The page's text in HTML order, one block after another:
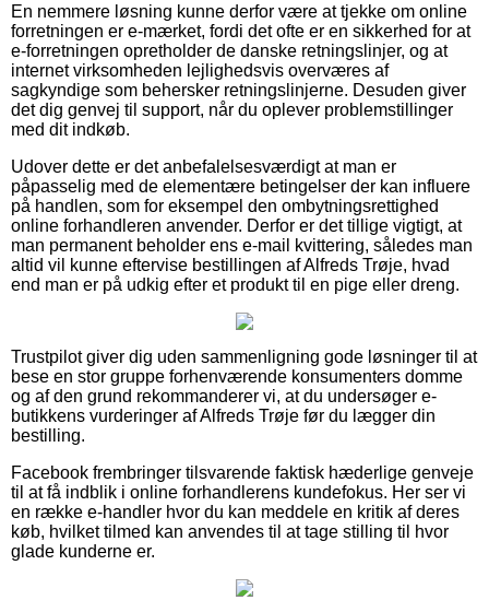
En nemmere løsning kunne derfor være at tjekke om online
forretningen er e-mærket, fordi det ofte er en sikkerhed for at
e-forretningen opretholder de danske retningslinjer, og at
internet virksomheden lejlighedsvis overværes af
sagkyndige som behersker retningslinjerne. Desuden giver
det dig genvej til support, når du oplever problemstillinger
med dit indkøb.
Udover dette er det anbefalelsesværdigt at man er
påpasselig med de elementære betingelser der kan influere
på handlen, som for eksempel den ombytningsrettighed
online forhandleren anvender. Derfor er det tillige vigtigt, at
man permanent beholder ens e-mail kvittering, således man
altid vil kunne eftervise bestillingen af Alfreds Trøje, hvad
end man er på udkig efter et produkt til en pige eller dreng.
Trustpilot giver dig uden sammenligning gode løsninger til at
bese en stor gruppe forhenværende konsumenters domme
og af den grund rekommanderer vi, at du undersøger e-
butikkens vurderinger af Alfreds Trøje før du lægger din
bestilling.
Facebook frembringer tilsvarende faktisk hæderlige genveje
til at få indblik i online forhandlerens kundefokus. Her ser vi
en række e-handler hvor du kan meddele en kritik af deres
køb, hvilket tilmed kan anvendes til at tage stilling til hvor
glade kunderne er.